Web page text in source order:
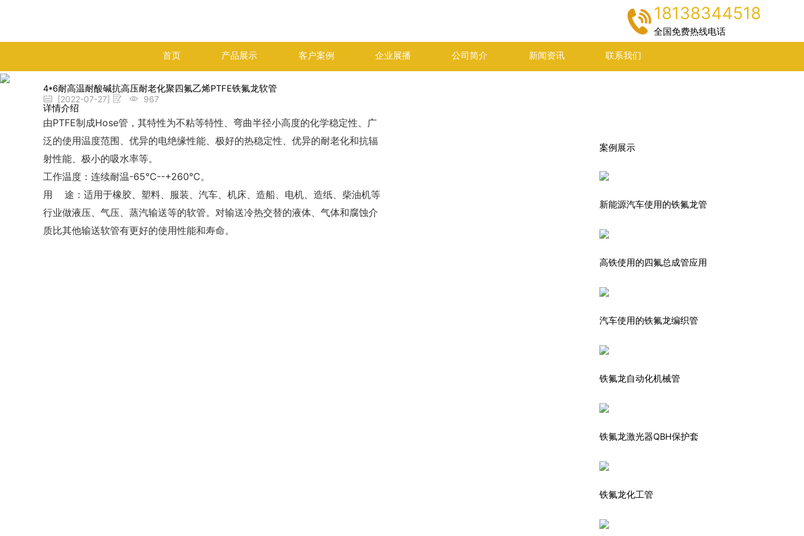
18138344518
全国免费热线电话
首页 产品展示 客户案例 企业展播 公司简介 新闻资讯 联系我们
4*6耐高温耐酸碱抗高压耐老化聚四氟乙烯PTFE铁氟龙软管
[2022-07-27] 967
详情介绍
由PTFE制成Hose管，其特性为不粘等特性、弯曲半径小高度的化学稳定性、广
泛的使用温度范围、优异的电绝缘性能、极好的热稳定性、优异的耐老化和抗辐
射性能、极小的吸水率等。
工作温度：连续耐温-65℃--+260℃。
用 途：适用于橡胶、塑料、服装、汽车、机床、造船、电机、造纸、柴油机等
行业做液压、气压、蒸汽输送等的软管。对输送冷热交替的液体、气体和腐蚀介
质比其他输送软管有更好的使用性能和寿命。
案例展示
新能源汽车使用的铁氟龙管
高铁使用的四氟总成管应用
汽车使用的铁氟龙编织管
铁氟龙自动化机械管
铁氟龙激光器QBH保护套
铁氟龙化工管